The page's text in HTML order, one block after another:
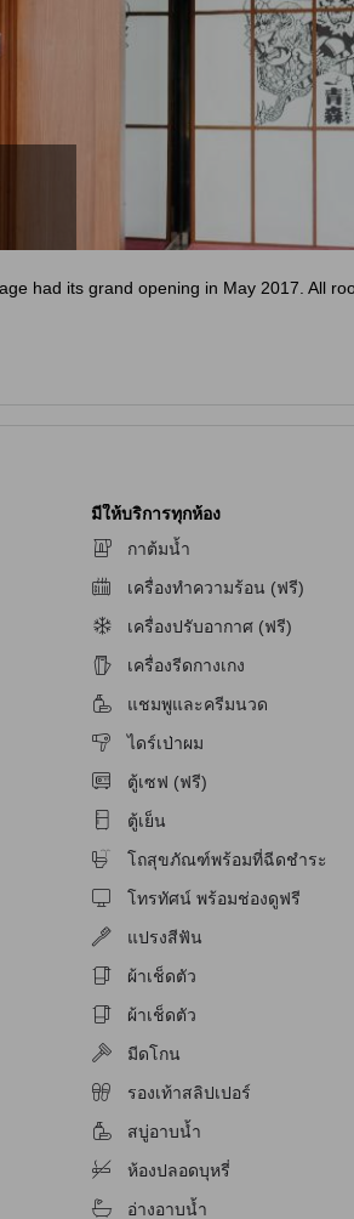
had its grand opening in May 2017. All
มีให้บริการทุกห้อง
กาต้มน้ำ
เครื่องทำความร้อน (ฟรี)
เครื่องปรับอากาศ (ฟรี)
เครื่องรีดกางเกง
แชมพูและครีมนวด
ไดร์เป่าผม
ตู้เซฟ (ฟรี)
ตู้เย็น
โถสุขภัณฑ์พร้อมที่ฉีดชำระ
โทรทัศน์ พร้อมช่องดูฟรี
แปรงสีฟัน
ผ้าเช็ดตัว
ผ้าเช็ดตัว
มีดโกน
รองเท้าสลิปเปอร์
สบู่อาบน้ำ
ห้องปลอดบุหรี่
อ่างอาบน้ำ